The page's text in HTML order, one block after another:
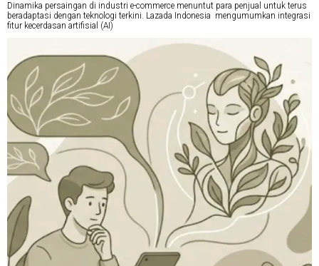
Dinamika persaingan di industri e-commerce menuntut para penjual untuk terus
beradaptasi dengan teknologi terkini. Lazada Indonesia mengumumkan integrasi
fitur kecerdasan artifisial (AI)